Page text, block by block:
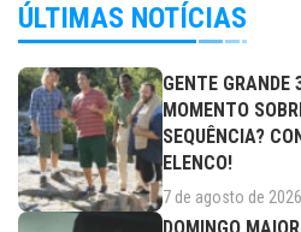
ÚLTIMAS NOTÍCIAS
GENTE GRANDE
MOMENTO
SEQUÊNCIA?
ELENCO!
7 de agosto de 2026
DOMINGO